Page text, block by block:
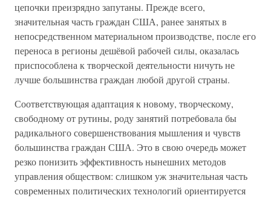
цепочки преизрядно запутаны. Прежде всего,
значительная часть граждан США, ранее занятых в
непосредственном материальном производстве, после его
переноса в регионы дешёвой рабочей силы, оказалась
приспособлена к творческой деятельности ничуть не
лучше большинства граждан любой другой страны.
Соответствующая адаптация к новому, творческому,
свободному от рутины, роду занятий потребовала бы
радикального совершенствования мышления и чувств
большинства граждан США. Это в свою очередь может
резко понизить эффективность нынешних методов
управления обществом: слишком уж значительная часть
современных политических технологий ориентируется